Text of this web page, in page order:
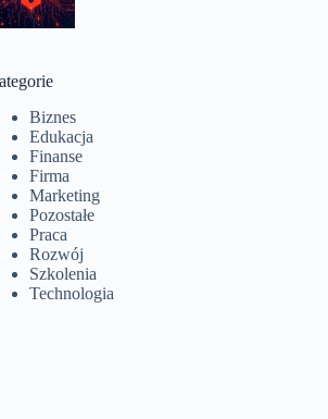
Biznes
Edukacja
Finanse
Firma
Marketing
Pozostałe
Praca
Rozwój
Szkolenia
Technologia